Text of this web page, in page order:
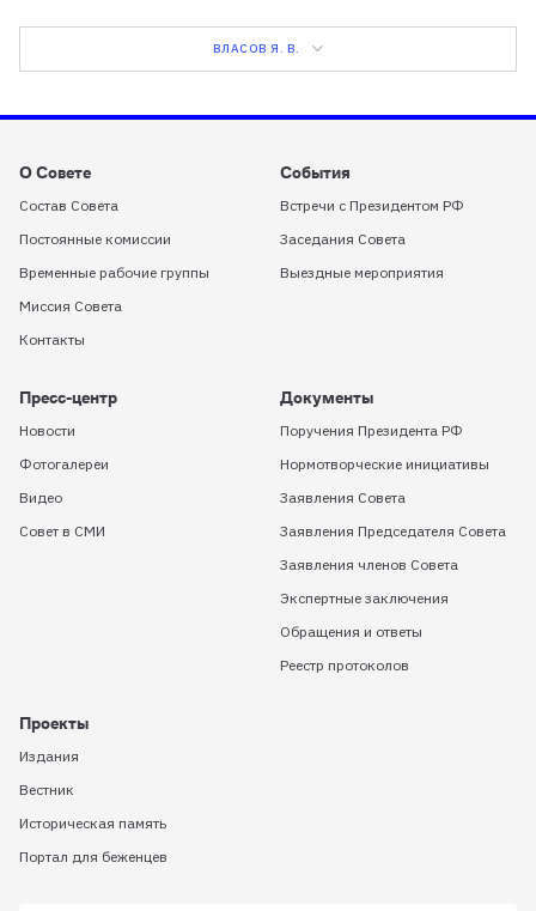
ВЛАСОВ Я. В.
О Совете
Состав Совета
Постоянные комиссии
Временные рабочие группы
Миссия Совета
Контакты
События
Встречи с Президентом РФ
Заседания Совета
Выездные мероприятия
Пресс-центр
Новости
Фотогалереи
Видео
Совет в СМИ
Документы
Поручения Президента РФ
Нормотворческие инициативы
Заявления Совета
Заявления Председателя Совета
Заявления членов Совета
Экспертные заключения
Обращения и ответы
Реестр протоколов
Проекты
Издания
Вестник
Историческая память
Портал для беженцев